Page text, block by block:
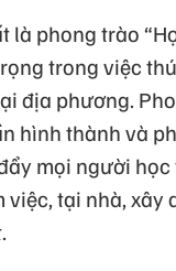
phong trào
trong việc
địa phương.
hình thành và
mọi người
tại nhà, xây